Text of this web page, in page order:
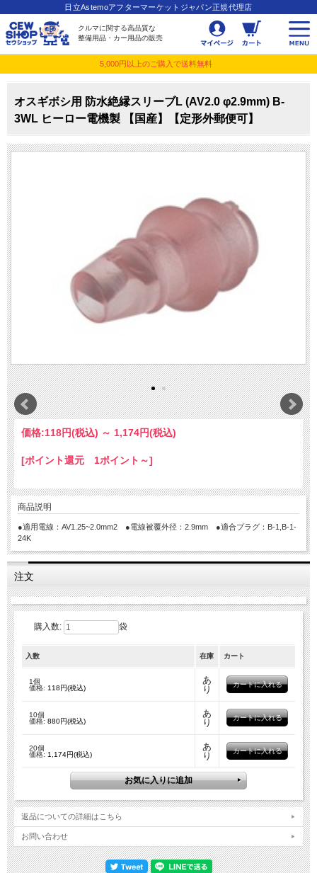
日立Astemoアフターマーケットジャパン正規代理店
クルマに関する高品質な
整備用品・カー用品の販売
5,000円以上のご購入で送料無料
オスギボシ用 防水絶縁スリーブL (AV2.0 φ2.9mm) B-
3WL ヒーロー電機製 【国産】【定形外郵便可】
価格:118円(税込) ～ 1,174円(税込)
[ポイント還元 1ポイント～]
商品説明
●適用電線：AV1.25~2.0mm2 ●電線被覆外径：2.9mm ●適合プラグ：B-1,B-1-
24K
注文
購入数: 袋
入数 在庫 カート
1個
価格: 118円(税込)
あ
り
10個
価格: 880円(税込)
あ
り
20個
価格: 1,174円(税込)
あ
り
返品についての詳細はこちら
お問い合わせ